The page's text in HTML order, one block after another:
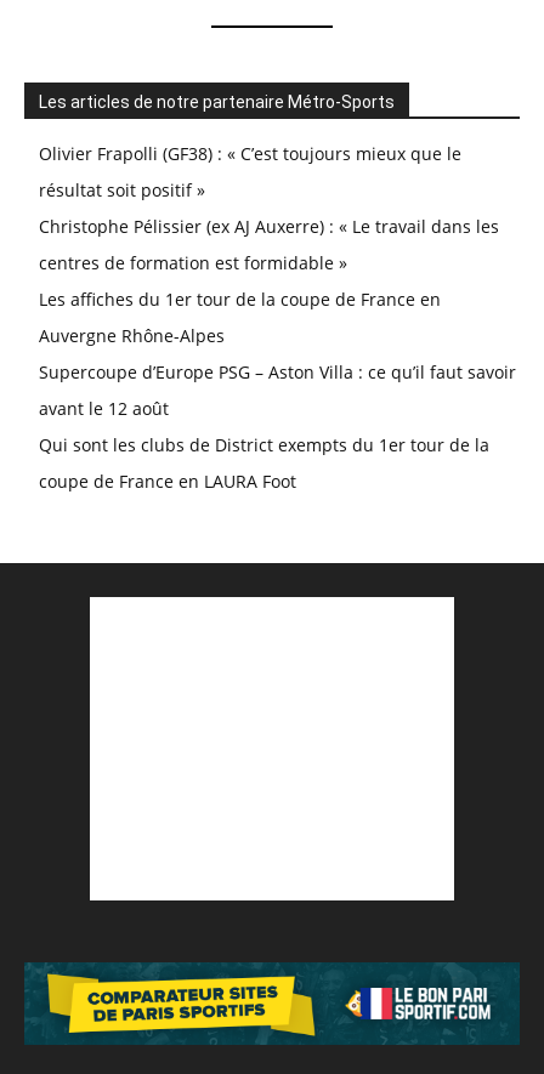
Les articles de notre partenaire Métro-Sports
Olivier Frapolli (GF38) : « C’est toujours mieux que le
résultat soit positif »
Christophe Pélissier (ex AJ Auxerre) : « Le travail dans les
centres de formation est formidable »
Les affiches du 1er tour de la coupe de France en
Auvergne Rhône-Alpes
Supercoupe d’Europe PSG – Aston Villa : ce qu’il faut savoir
avant le 12 août
Qui sont les clubs de District exempts du 1er tour de la
coupe de France en LAURA Foot